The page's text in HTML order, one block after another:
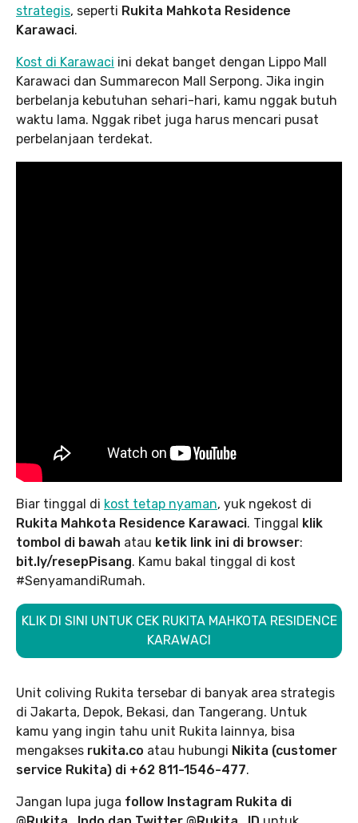
strategis, seperti Rukita Mahkota Residence
Karawaci.
Kost di Karawaci ini dekat banget dengan Lippo Mall
Karawaci dan Summarecon Mall Serpong. Jika ingin
berbelanja kebutuhan sehari-hari, kamu nggak butuh
waktu lama. Nggak ribet juga harus mencari pusat
perbelanjaan terdekat.
Biar tinggal di kost tetap nyaman, yuk ngekost di
Rukita Mahkota Residence Karawaci. Tinggal klik
tombol di bawah atau ketik link ini di browser:
bit.ly/resepPisang. Kamu bakal tinggal di kost
#SenyamandiRumah.
KLIK DI SINI UNTUK CEK RUKITA MAHKOTA RESIDENCE
KARAWACI
Unit coliving Rukita tersebar di banyak area strategis
di Jakarta, Depok, Bekasi, dan Tangerang. Untuk
kamu yang ingin tahu unit Rukita lainnya, bisa
mengakses rukita.co atau hubungi Nikita (customer
service Rukita) di +62 811-1546-477.
Jangan lupa juga follow Instagram Rukita di